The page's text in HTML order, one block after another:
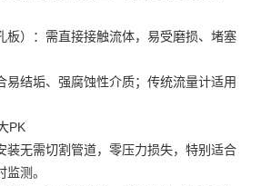
板）：需直接接触流体，易受磨损、堵塞
易结垢、强腐蚀性介质；传统流量计适用
PK
装无需切割管道，零压力损失，特别适合
测。